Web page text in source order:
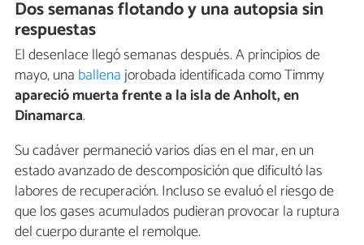
Dos semanas flotando y una autopsia sin
respuestas
El desenlace llegó semanas después. A principios de
mayo, una ballenajorobada identificada como Timmy
apareció muerta frente a la isla de Anholt, en
Dinamarca.
Su cadáver permaneció varios días en el mar, en un
estado avanzado de descomposición que dificultó las
labores de recuperación. Incluso se evaluó el riesgo de
que los gases acumulados pudieran provocar la ruptura
del cuerpo durante el remolque.